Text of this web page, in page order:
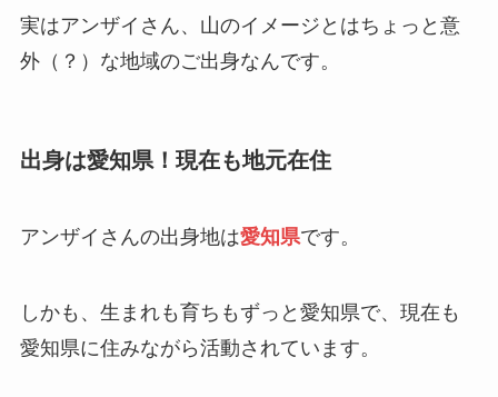
実はアンザイさん、山のイメージとはちょっと意
外（？）な地域のご出身なんです。
出身は愛知県！現在も地元在住
アンザイさんの出身地は愛知県です。
しかも、生まれも育ちもずっと愛知県で、現在も
愛知県に住みながら活動されています。